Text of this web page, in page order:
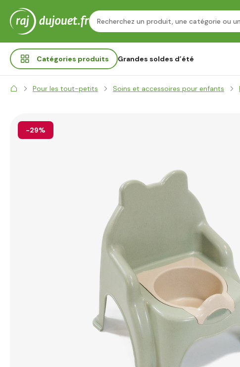
Catégories produits Grandes soldes d’été
Pour les tout-petits Soins et accessoires pour enfants
-29%